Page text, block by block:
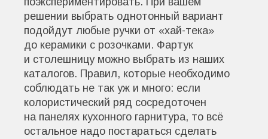
решении выбрать однотонный вариант
подойдут любые ручки от «хай-тека»
до керамики с розочками. Фартук
и столешницу можно выбрать из наших
каталогов. Правил, которые необходимо
соблюдать не так уж и много: если
колористический ряд сосредоточен
на панелях кухонного гарнитура, то всё
остальное надо постараться сделать